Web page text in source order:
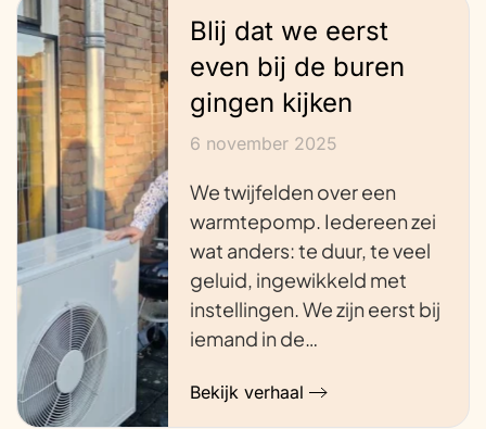
Blij dat we eerst
even bij de buren
gingen kijken
6 november 2025
We twijfelden over een
warmtepomp. Iedereen zei
wat anders: te duur, te veel
geluid, ingewikkeld met
instellingen. We zijn eerst bij
iemand in de…
Bekijk verhaal